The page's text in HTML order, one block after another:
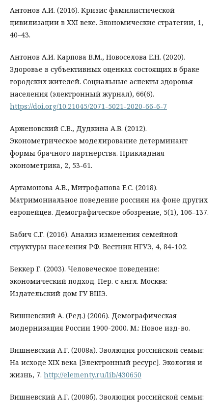
Антонов А.И. (2016). Кризис фамилистической
цивилизации в XXI веке. Экономические стратегии, 1,
40–43.
Антонов А.И. Карпова В.М., Новоселова Е.Н. (2020).
Здоровье в субъективных оценках состоящих в браке
городских жителей. Социальные аспекты здоровья
населения (электронный журнал), 66(6).
https://doi.org/10.21045/2071-5021-2020-66-6-7
Арженовский С.В., Дудкина А.В. (2012).
Эконометрическое моделирование детерминант
формы брачного партнерства. Прикладная
эконометрика, 2, 53-61.
Артамонова А.В., Митрофанова Е.С. (2018).
Матримониальное поведение россиян на фоне других
европейцев. Демографическое обозрение, 5(1), 106–137.
Бабич С.Г. (2016). Анализ изменения семейной
структуры населения РФ. Вестник НГУЭ, 4, 84-102.
Беккер Г. (2003). Человеческое поведение:
экономический подход. Пер. с англ. Москва:
Издательский дом ГУ ВШЭ.
Вишневский А. (Ред.) (2006). Демографическая
модернизация России 1900-2000. М.: Новое изд-во.
Вишневский А.Г. (2008а). Эволюция российской семьи:
На исходе XIX века [Электронный ресурс]. Экология и
жизнь, 7. http://elementy.ru/lib/430650
Вишневский А.Г. (2008б). Эволюция российской семьи: